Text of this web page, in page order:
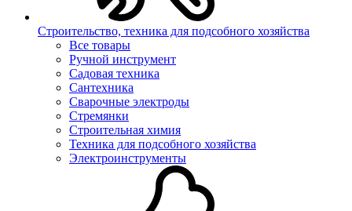
Строительство, техника для подсобного хозяйства
Все товары
Ручной инструмент
Садовая техника
Сантехника
Сварочные электроды
Стремянки
Строительная химия
Техника для подсобного хозяйства
Электроинструменты